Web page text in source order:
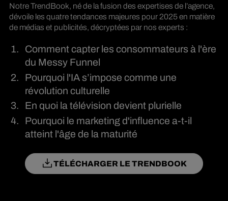
Notre TrendBook, né de la fusion des expertises de l’agence,
dévoile les quatre tendances majeures pour 2025 en matière
de médias et publicités, décryptées par nos experts :
Comment capter les consommateurs à l'ère
du Messy Funnel
Pourquoi l'IA s’impose comme une
révolution culturelle
En quoi la télévision devient plurielle
Pourquoi le marketing d'influence a-t-il
atteint l'âge de la maturité
TÉLÉCHARGER LE TRENDBOOK